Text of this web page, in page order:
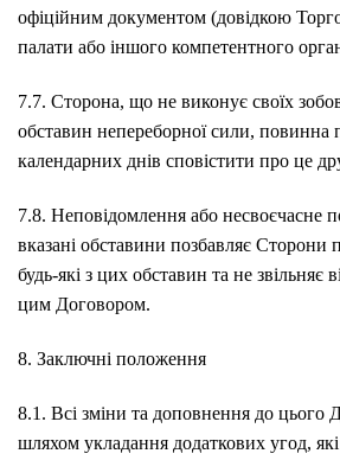
офіційним документом (довідкою
палати або іншого компетентного
7.7. Сторона, що не виконує своїх
обставин непереборної сили, повинна
календарних днів сповістити про це
7.8. Неповідомлення або несвоєчасне
вказані обставини позбавляє Сторони
будь-які з цих обставин та не звільняє
цим Договором.
8. Заключні положення
8.1. Всі зміни та доповнення до цього
шляхом укладання додаткових угод,